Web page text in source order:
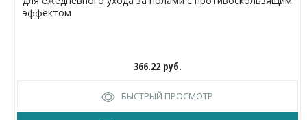
эффектом
366.22 руб.
БЫСТРЫЙ ПРОСМОТР